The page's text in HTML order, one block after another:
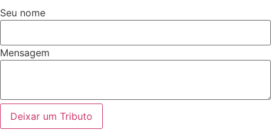
Seu nome
Mensagem
Deixar um Tributo